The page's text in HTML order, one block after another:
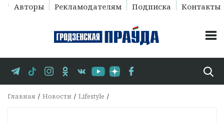
Авторы Рекламодателям Подписка Контакты
Главная Новости Lifestyle